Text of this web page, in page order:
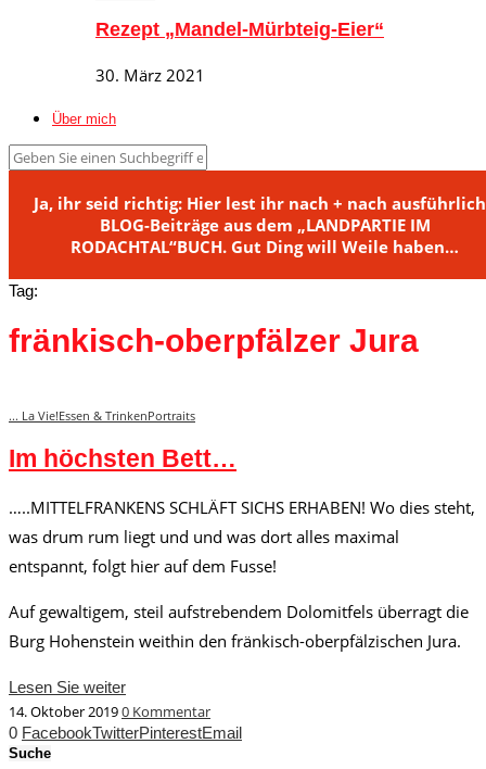
Rezept „Mandel-Mürbteig-Eier“
30. März 2021
Über mich
Ja, ihr seid richtig: Hier lest ihr nach + nach
BLOG-Beiträge aus dem „LANDPARTIE IM
RODACHTAL“BUCH. Gut Ding will Weile haben…
Tag:
fränkisch-oberpfälzer Jura
... La Vie!Essen & TrinkenPortraits
Im höchsten Bett…
…..MITTELFRANKENS SCHLÄFT SICHS ERHABEN! Wo dies steht,
was drum rum liegt und und was dort alles maximal
entspannt, folgt hier auf dem Fusse!
Auf gewaltigem, steil aufstrebendem Dolomitfels überragt die
Burg Hohenstein weithin den fränkisch-oberpfälzischen Jura.
Lesen Sie weiter
14. Oktober 20190 Kommentar
0 FacebookTwitterPinterestEmail
Suche